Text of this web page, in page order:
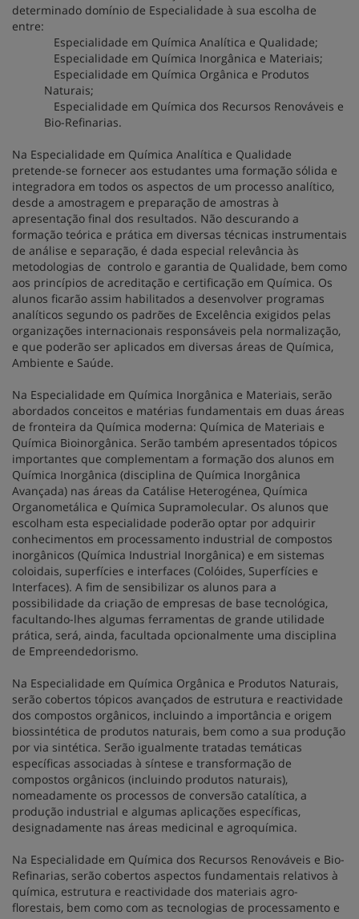
determinado domínio de Especialidade à sua escolha de
entre:
Especialidade em Química Analítica e Qualidade;
Especialidade em Química Inorgânica e Materiais;
Especialidade em Química Orgânica e Produtos
Naturais;
Especialidade em Química dos Recursos Renováveis e
Bio-Refinarias.
Na Especialidade em Química Analítica e Qualidade
pretende-se fornecer aos estudantes uma formação sólida e
integradora em todos os aspectos de um processo analítico,
desde a amostragem e preparação de amostras à
apresentação final dos resultados. Não descurando a
formação teórica e prática em diversas técnicas instrumentais
de análise e separação, é dada especial relevância às
metodologias de controlo e garantia de Qualidade, bem como
aos princípios de acreditação e certificação em Química. Os
alunos ficarão assim habilitados a desenvolver programas
analíticos segundo os padrões de Excelência exigidos pelas
organizações internacionais responsáveis pela normalização,
e que poderão ser aplicados em diversas áreas de Química,
Ambiente e Saúde.
Na Especialidade em Química Inorgânica e Materiais, serão
abordados conceitos e matérias fundamentais em duas áreas
de fronteira da Química moderna: Química de Materiais e
Química Bioinorgânica. Serão também apresentados tópicos
importantes que complementam a formação dos alunos em
Química Inorgânica (disciplina de Química Inorgânica
Avançada) nas áreas da Catálise Heterogénea, Química
Organometálica e Química Supramolecular. Os alunos que
escolham esta especialidade poderão optar por adquirir
conhecimentos em processamento industrial de compostos
inorgânicos (Química Industrial Inorgânica) e em sistemas
coloidais, superfícies e interfaces (Colóides, Superfícies e
Interfaces). A fim de sensibilizar os alunos para a
possibilidade da criação de empresas de base tecnológica,
facultando-lhes algumas ferramentas de grande utilidade
prática, será, ainda, facultada opcionalmente uma disciplina
de Empreendedorismo.
Na Especialidade em Química Orgânica e Produtos Naturais,
serão cobertos tópicos avançados de estrutura e reactividade
dos compostos orgânicos, incluindo a importância e origem
biossintética de produtos naturais, bem como a sua produção
por via sintética. Serão igualmente tratadas temáticas
específicas associadas à síntese e transformação de
compostos orgânicos (incluindo produtos naturais),
nomeadamente os processos de conversão catalítica, a
produção industrial e algumas aplicações específicas,
designadamente nas áreas medicinal e agroquímica.
Na Especialidade em Química dos Recursos Renováveis e Bio-
Refinarias, serão cobertos aspectos fundamentais relativos à
química, estrutura e reactividade dos materiais agro-
florestais, bem como com as tecnologias de processamento e